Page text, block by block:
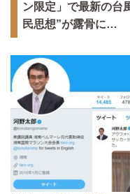
ン限定」で最新の台
民思想”が露骨に…